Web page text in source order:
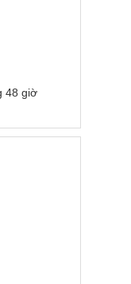
48 giờ